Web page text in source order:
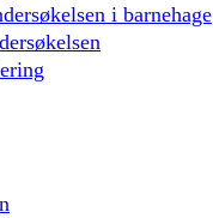
i barnehage